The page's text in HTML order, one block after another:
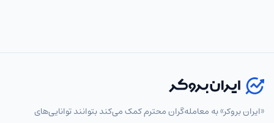
«ایران بروکر» به معامله‌گران محترم کمک می‌کند بتوانند توانایی‌های